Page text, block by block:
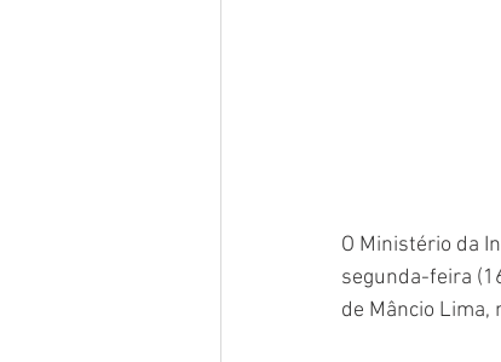
O Ministério da
segunda-feira
de Mâncio Lima,